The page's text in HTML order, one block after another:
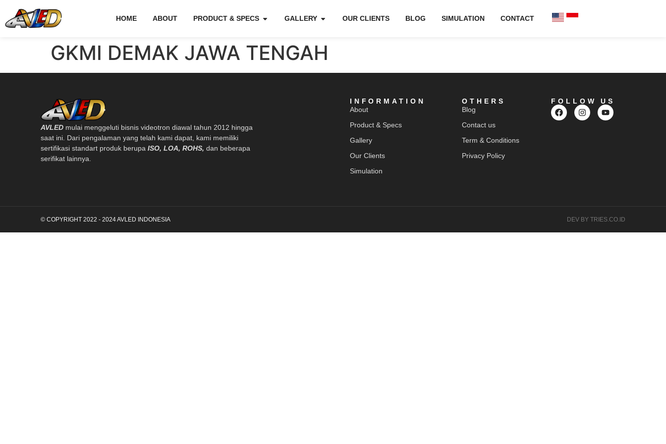
HOME ABOUT PRODUCT & SPECS GALLERY OUR CLIENTS BLOG SIMULATION CONTACT
GKMI DEMAK JAWA TENGAH
AVLED mulai menggeluti bisnis videotron diawal tahun 2012 hingga
saat ini. Dari pengalaman yang telah kami dapat, kami memiliki
sertifikasi standart produk berupa ISO, LOA, ROHS, dan beberapa
serifikat lainnya.
INFORMATION
About
Product & Specs
Gallery
Our Clients
Simulation
OTHERS
Blog
Contact us
Term & Conditions
Privacy Policy
FOLLOW US
© COPYRIGHT 2022 - 2024 AVLED INDONESIA DEV BY TRIES.CO.ID